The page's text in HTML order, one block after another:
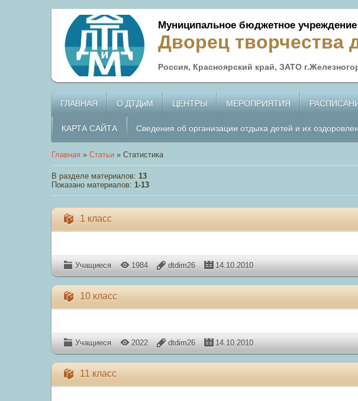
Муниципальное бюджетное
Дворец творчества
Россия, Красноярский край, ЗАТО
ГЛАВНАЯ О ДТДиМ ЦЕНТРЫ МЕРОПРИЯТИЯ
КАРТА САЙТА Сведения об организации отдыха детей и их
Главная » Статьи » Статистика
В разделе материалов: 13
Показано материалов: 1-13
1 класс
Учащиеся 1984 dtdim26 14.10.2010
10 класс
Учащиеся 2022 dtdim26 14.10.2010
11 класс